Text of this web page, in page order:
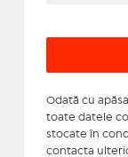
Odată cu
toate datele
stocate în
contacta